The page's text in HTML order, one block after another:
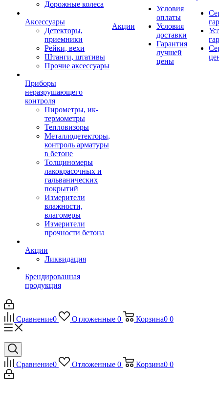
Дорожные колеса
Аксессуары
Детекторы,
приемники
Рейки, вехи
Штанги, штативы
Прочие аксессуары
Приборы
неразрушающего
контроля
Пирометры, ик-
термометры
Тепловизоры
Металлодетекторы,
контроль арматуры
в бетоне
Толщиномеры
лакокрасочных и
гальванических
покрытий
Измерители
влажности,
влагомеры
Измерители
прочности бетона
Акции
Ликвидация
Брендированная
продукция
Акции
Условия
оплаты
Условия
доставки
Гарантия
лучшей
цены
Сравнение0 Отложенные 0 Корзина0 0
Сравнение0 Отложенные 0 Корзина0 0